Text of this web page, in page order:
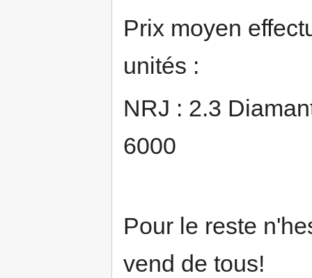
Prix moyen
unités :
NRJ : 2.3
6000
Pour le reste
vend de tous!